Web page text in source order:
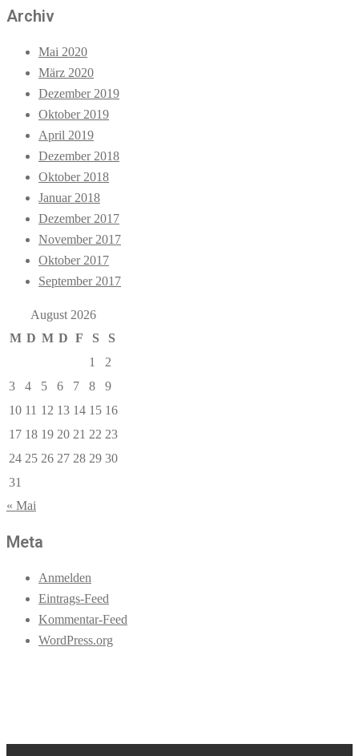
Archiv
Mai 2020
März 2020
Dezember 2019
Oktober 2019
April 2019
Dezember 2018
Oktober 2018
Januar 2018
Dezember 2017
November 2017
Oktober 2017
September 2017
August 2026
M D M D F S
S
1
2
3
4 5 6 7 8
9
10 11 12 13 14 15 16
17 18 19 20 21 22 23
24 25 26 27 28 29 30
31
« Mai
Meta
Anmelden
Eintrags-Feed
Kommentar-Feed
WordPress.org